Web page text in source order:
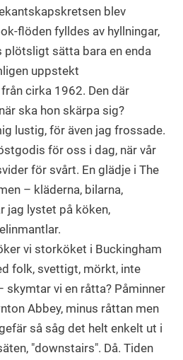
blev
flöden fylldes av hyllningar,
sätta bara en enda
uppstekt
cirka 1962. Den där
ska hon skärpa sig?
lustig, för även jag frossade.
för oss i dag, när vår
för svårt. En glädje i The
– kläderna, bilarna,
jag lystet på köken,
vi storköket i Buckingham
folk, svettigt, mörkt, inte
skymtar vi en råtta? Påminner
Abbey, minus råttan men
så såg det helt enkelt ut i
"downstairs". Då. Tiden